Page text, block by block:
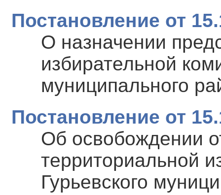
Постановление от
О назначении
избирательной
муниципального
Постановление от
Об освобождении
территориальной
Гурьевского